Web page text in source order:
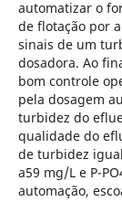
automatizar o
de flotação por
sinais de um
dosadora. Ao
bom controle
pela dosagem
turbidez do
qualidade do
de turbidez
a59 mg/L e P-
automação,